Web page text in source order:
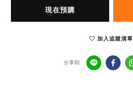
現在預購
加入追蹤清單
分享到